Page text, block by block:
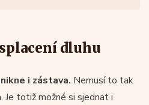
dluhu
i zástava. Nemusí to tak
Je totiž možné si sjednat i